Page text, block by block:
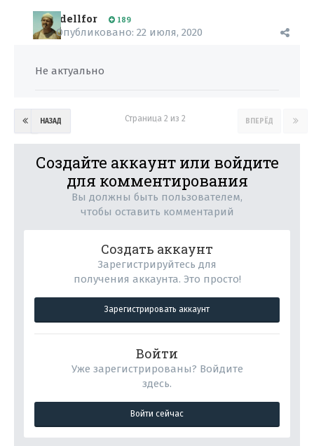
dellfor 189
Опубликовано: 22 июля, 2020
Не актуально
НАЗАД ВПЕРЁД
Страница 2 из 2
Создайте аккаунт или войдите
для комментирования
Вы должны быть пользователем,
чтобы оставить комментарий
Создать аккаунт
Зарегистрируйтесь для
получения аккаунта. Это просто!
Зарегистрировать аккаунт
Войти
Уже зарегистрированы? Войдите
здесь.
Войти сейчас